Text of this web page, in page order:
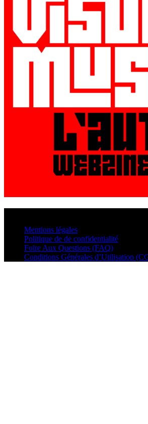
Mentions légales
Politique de de confidentialité
Foire Aux Questions (FAQ)
Conditions Générales d’Utilisation